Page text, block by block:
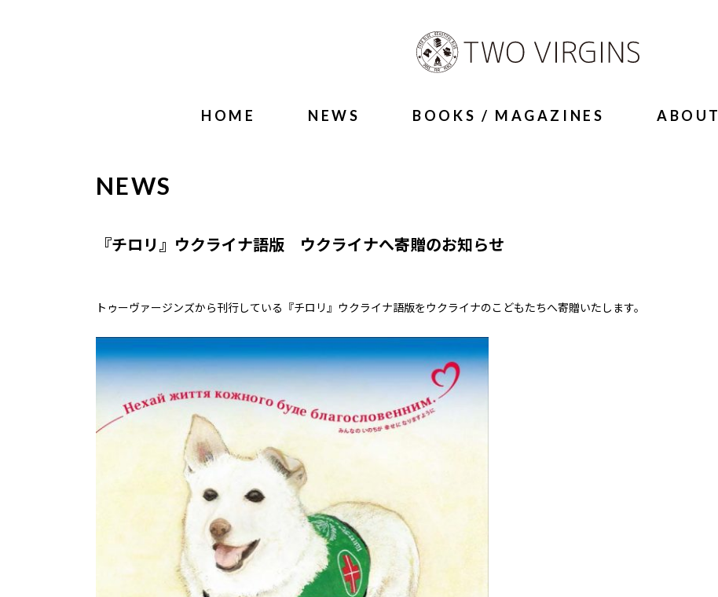
HOME NEWS BOOKS / MAGAZINES ABOUT
NEWS
『チロリ』ウクライナ語版 ウクライナへ寄贈のお知らせ
トゥーヴァージンズから刊行している『チロリ』ウクライナ語版をウクライナのこどもたちへ寄贈いたします。